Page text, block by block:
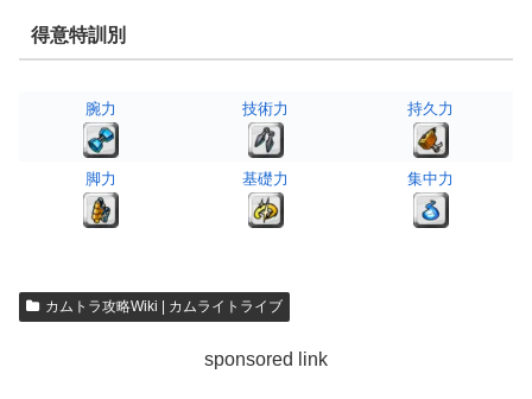
得意特訓別
腕力 技術力 持久力
脚力 基礎力 集中力
カムトラ攻略Wiki | カムライトライブ
sponsored link